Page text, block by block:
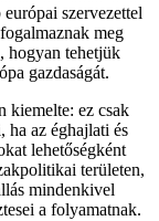
szervezettel
meg
hogyan tehetjük
gazdaságát.
kiemelte: ez csak
az éghajlati és
lehetőségként
területen,
mindenkivel
a folyamatnak.